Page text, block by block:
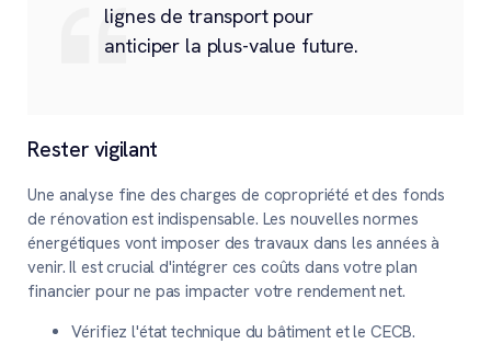
lignes de transport pour
anticiper la plus-value future.
Rester vigilant
Une analyse fine des charges de copropriété et des fonds
de rénovation est indispensable. Les nouvelles normes
énergétiques vont imposer des travaux dans les années à
venir. Il est crucial d'intégrer ces coûts dans votre plan
financier pour ne pas impacter votre rendement net.
Vérifiez l'état technique du bâtiment et le CECB.